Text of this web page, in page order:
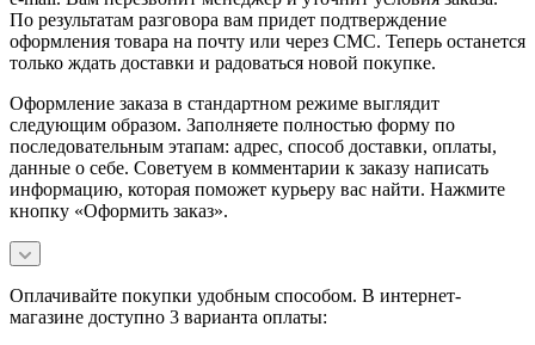
По результатам разговора вам придет подтверждение
оформления товара на почту или через СМС. Теперь останется
только ждать доставки и радоваться новой покупке.
Оформление заказа в стандартном режиме выглядит
следующим образом. Заполняете полностью форму по
последовательным этапам: адрес, способ доставки, оплаты,
данные о себе. Советуем в комментарии к заказу написать
информацию, которая поможет курьеру вас найти. Нажмите
кнопку «Оформить заказ».
Оплачивайте покупки удобным способом. В интернет-
магазине доступно 3 варианта оплаты: